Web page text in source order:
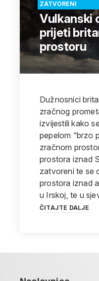
ZATVORENI
Vulkanski
prijeti
prostoru
Dužnosnici
zračnog
izvijestili kako
pepelom “brzo
zračnom
prostora iznad
zatvoreni te se
prostora iznad
u Irskoj, te u
ČITAJTE DALJE